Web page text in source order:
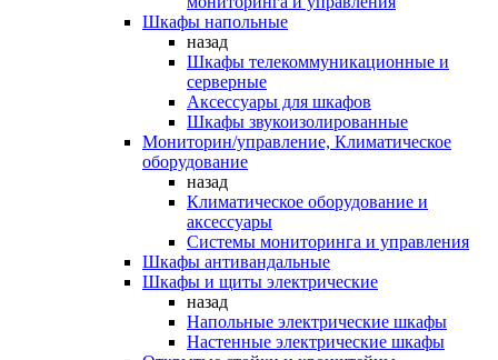
Шкафы напольные
назад
Шкафы телекоммуникационные и
серверные
Аксессуары для шкафов
Шкафы звукоизолированные
Мониторин/управление, Климатическое
оборудование
назад
Климатическое оборудование и
аксессуары
Системы мониторинга и управления
Шкафы антивандальные
Шкафы и щиты электрические
назад
Напольные электрические шкафы
Настенные электрические шкафы